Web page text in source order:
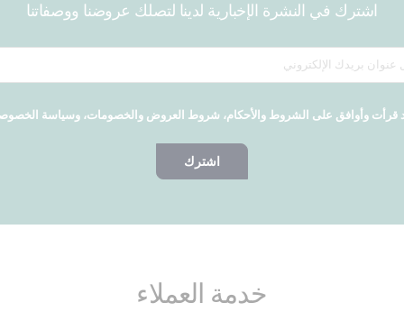
اشترك في النشرة الإخبارية لدينا لتصلك عروضنا ووصفاتنا
قرأت وأوافق على الشروط والأحكام، شروط العروض والخصومات، وسياسة
اشترك
خدمة العملاء